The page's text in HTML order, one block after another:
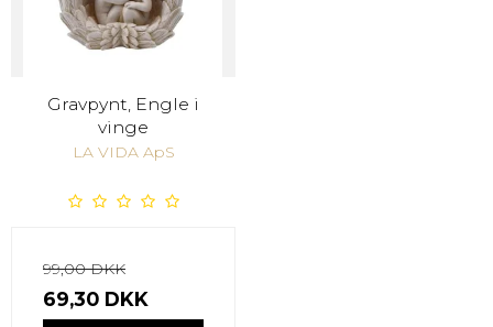
Gravpynt, Engle i
vinge
LA VIDA ApS
99,00 DKK
69,30 DKK